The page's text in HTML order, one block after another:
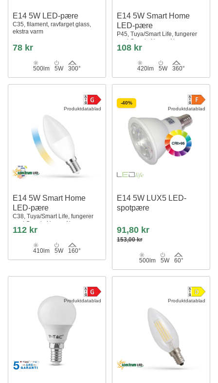
E14 5W LED-pære
C35, filament, ravfarget glass,
ekstra varm
78 kr
500lm 5W 300°
E14 5W Smart Home
LED-pære
P45, Tuya/Smart Life, fungerer
med Google Home, Alexa og
smarttelefoner, CCT
108 kr
420lm 5W 360°
Produktdatablad
E14 5W Smart Home
LED-pære
C38, Tuya/Smart Life, fungerer
med Google Home, Alexa og
smarttelefoner
112 kr
410lm 5W 160°
Produktdatablad
-40%
E14 5W LUX5 LED-
spotpære
91,80 kr
153,00 kr
500lm 5W 60°
Produktdatablad Produktdatablad